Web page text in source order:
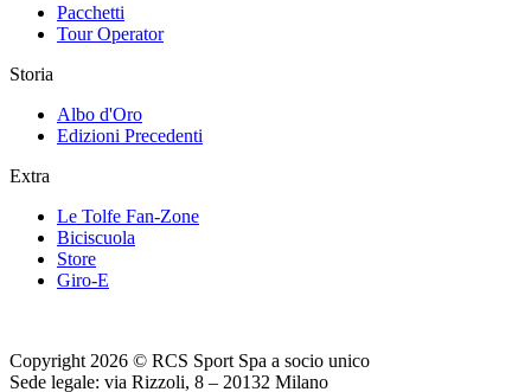
Pacchetti
Tour Operator
Storia
Albo d'Oro
Edizioni Precedenti
Extra
Le Tolfe Fan-Zone
Biciscuola
Store
Giro-E
Copyright 2026 © RCS Sport Spa a socio unico
Sede legale: via Rizzoli, 8 – 20132 Milano